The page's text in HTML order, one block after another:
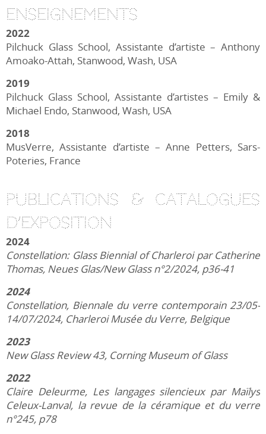
Enseignements
2022
Pilchuck Glass School, Assistante d’artiste – Anthony
Amoako-Attah, Stanwood, Wash, USA
2019
Pilchuck Glass School, Assistante d’artistes – Emily &
Michael Endo, Stanwood, Wash, USA
2018
MusVerre, Assistante d’artiste – Anne Petters, Sars-
Poteries, France
Publications & catalogues
d’exposition
2024
Constellation: Glass Biennial of Charleroi par Catherine
Thomas, Neues Glas/New Glass n°2/2024, p36-41
2024
Constellation, Biennale du verre contemporain 23/05-
14/07/2024, Charleroi Musée du Verre, Belgique
2023
New Glass Review 43, Corning Museum of Glass
2022
Claire Deleurme, Les langages silencieuxpar Maïlys
Celeux-Lanval, la revue de la céramique et du verre
n°245, p78